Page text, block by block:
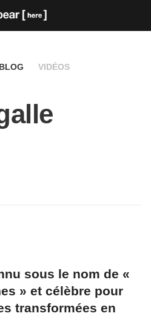
BLOG VIDÉOS
sous le nom de «
» et célèbre pour
transformées en